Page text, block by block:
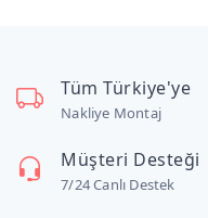
Tüm Türkiye'ye
Nakliye Montaj
Müşteri Desteği
7/24 Canlı Destek